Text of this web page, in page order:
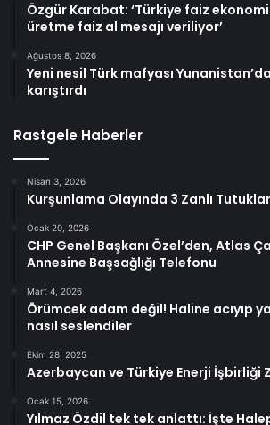
Özgür Karabat: ‘Türkiye faiz
üretme faiz al mesajı veriliyor’
Ağustos 8, 2026
Yeni nesil Türk mafyası
karıştırdı
Rastgele Haberler
Nisan 3, 2026
Kurşunlama Olayında 3 Zanlı
Ocak 20, 2026
CHP Genel Başkanı Özel’den, Atlas
Annesine Başsağlığı Telefonu
Mart 4, 2026
Örümcek adam değil! Haline acıyıp
nasıl seslendiler
Ekim 28, 2025
Azerbaycan ve Türkiye Enerji İşbirliği
Ocak 15, 2026
Yılmaz Özdil tek tek anlattı: İşte